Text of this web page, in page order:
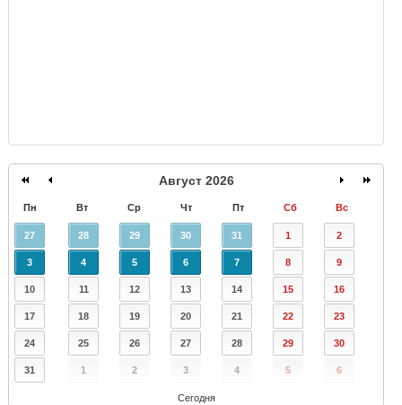
Август 2026
Пн Вт Ср Чт Пт Сб Вс
27 28 29 30 31 1 2
3 4 5 6 7 8 9
10 11 12 13 14 15 16
17 18 19 20 21 22 23
24 25 26 27 28 29 30
31 1 2 3 4 5 6
Сегодня